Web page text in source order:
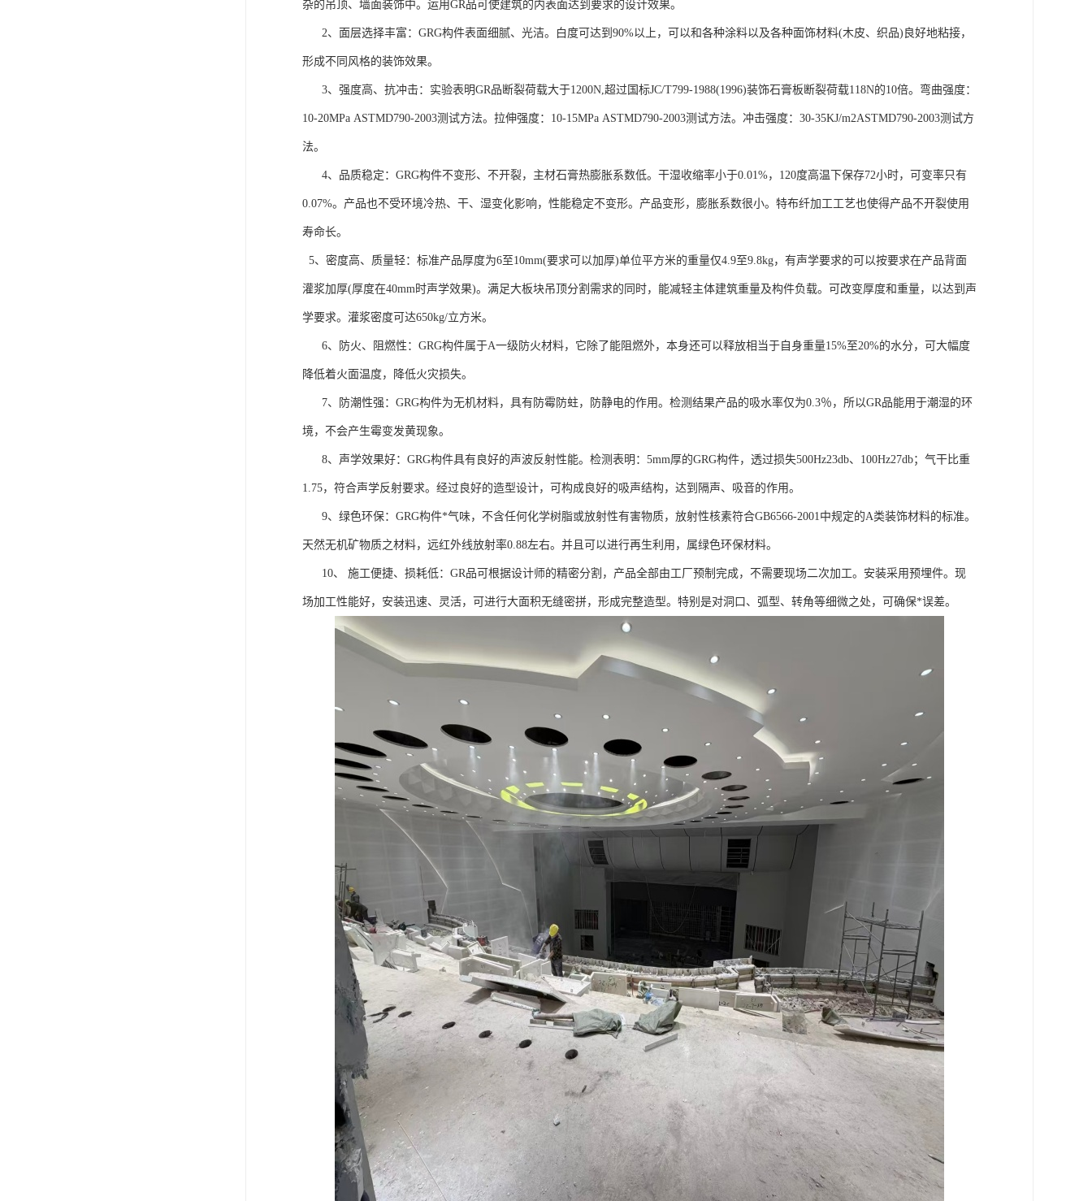
杂的吊顶、墙面装饰中。运用GR品可使建筑的内表面达到要求的设计效果。
2、面层选择丰富：GRG构件表面细腻、光洁。白度可达到90%以上，可以和各种涂料以及各种面饰材料(木皮、织品)良好地粘接，
形成不同风格的装饰效果。
3、强度高、抗冲击：实验表明GR品断裂荷载大于1200N,超过国标JC/T799-1988(1996)装饰石膏板断裂荷载118N的10倍。弯曲强度：
10-20MPa ASTMD790-2003测试方法。拉伸强度：10-15MPa ASTMD790-2003测试方法。冲击强度：30-35KJ/m2ASTMD790-2003测试方
法。
4、品质稳定：GRG构件不变形、不开裂，主材石膏热膨胀系数低。干湿收缩率小于0.01%，120度高温下保存72小时，可变率只有
0.07%。产品也不受环境冷热、干、湿变化影响，性能稳定不变形。产品变形，膨胀系数很小。特布纤加工工艺也使得产品不开裂使用
寿命长。
5、密度高、质量轻：标准产品厚度为6至10mm(要求可以加厚)单位平方米的重量仅4.9至9.8kg，有声学要求的可以按要求在产品背面
灌浆加厚(厚度在40mm时声学效果)。满足大板块吊顶分割需求的同时，能减轻主体建筑重量及构件负载。可改变厚度和重量，以达到声
学要求。灌浆密度可达650kg/立方米。
6、防火、阻燃性：GRG构件属于A一级防火材料，它除了能阻燃外，本身还可以释放相当于自身重量15%至20%的水分，可大幅度
降低着火面温度，降低火灾损失。
7、防潮性强：GRG构件为无机材料，具有防霉防蛀，防静电的作用。检测结果产品的吸水率仅为0.3％，所以GR品能用于潮湿的环
境，不会产生霉变发黄现象。
8、声学效果好：GRG构件具有良好的声波反射性能。检测表明：5mm厚的GRG构件，透过损失500Hz23db、100Hz27db；气干比重
1.75，符合声学反射要求。经过良好的造型设计，可构成良好的吸声结构，达到隔声、吸音的作用。
9、绿色环保：GRG构件*气味，不含任何化学树脂或放射性有害物质，放射性核素符合GB6566-2001中规定的A类装饰材料的标准。
天然无机矿物质之材料，远红外线放射率0.88左右。并且可以进行再生利用，属绿色环保材料。
10、 施工便捷、损耗低：GR品可根据设计师的精密分割，产品全部由工厂预制完成，不需要现场二次加工。安装采用预埋件。现
场加工性能好，安装迅速、灵活，可进行大面积无缝密拼，形成完整造型。特别是对洞口、弧型、转角等细微之处，可确保*误差。